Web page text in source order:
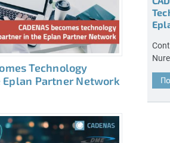
Technology
Partner Network